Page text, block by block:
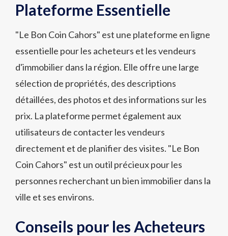
Plateforme Essentielle
"Le Bon Coin Cahors" est une plateforme en ligne
essentielle pour les acheteurs et les vendeurs
d'immobilier dans la région. Elle offre une large
sélection de propriétés, des descriptions
détaillées, des photos et des informations sur les
prix. La plateforme permet également aux
utilisateurs de contacter les vendeurs
directement et de planifier des visites. "Le Bon
Coin Cahors" est un outil précieux pour les
personnes recherchant un bien immobilier dans la
ville et ses environs.
Conseils pour les Acheteurs